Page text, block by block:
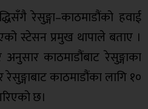
रेसुङ्गा–काठमाडौंको हवाई
स्टेसन प्रमुख थापाले बताए ।
काठमाडौंबाट रेसुङ्गाका
काठमाडौंका लागि १०
छ।